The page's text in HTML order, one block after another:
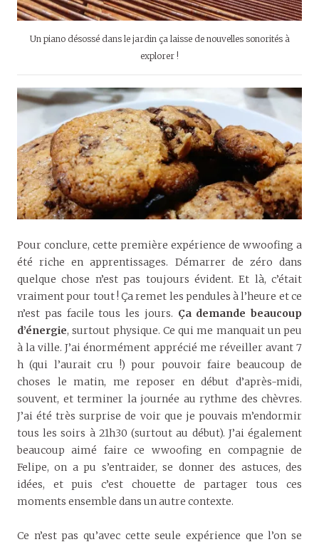
Un piano désossé dans le jardin ça laisse de nouvelles sonorités à
explorer !
Pour conclure, cette première expérience de wwoofing a
été riche en apprentissages. Démarrer de zéro dans
quelque chose n’est pas toujours évident. Et là, c’était
vraiment pour tout ! Ça remet les pendules à l’heure et ce
n’est pas facile tous les jours. Ça demande beaucoup
d’énergie, surtout physique. Ce qui me manquait un peu
à la ville. J’ai énormément apprécié me réveiller avant 7
h (qui l’aurait cru !) pour pouvoir faire beaucoup de
choses le matin, me reposer en début d’après-midi,
souvent, et terminer la journée au rythme des chèvres.
J’ai été très surprise de voir que je pouvais m’endormir
tous les soirs à 21h30 (surtout au début). J’ai également
beaucoup aimé faire ce wwoofing en compagnie de
Felipe, on a pu s’entraider, se donner des astuces, des
idées, et puis c’est chouette de partager tous ces
moments ensemble dans un autre contexte.
Ce n’est pas qu’avec cette seule expérience que l’on se